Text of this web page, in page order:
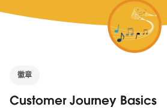
徽章
Customer Journey Basics